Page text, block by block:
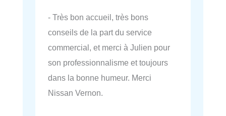
- Très bon accueil, très bons
conseils de la part du service
commercial, et merci à Julien pour
son professionnalisme et toujours
dans la bonne humeur. Merci
Nissan Vernon.